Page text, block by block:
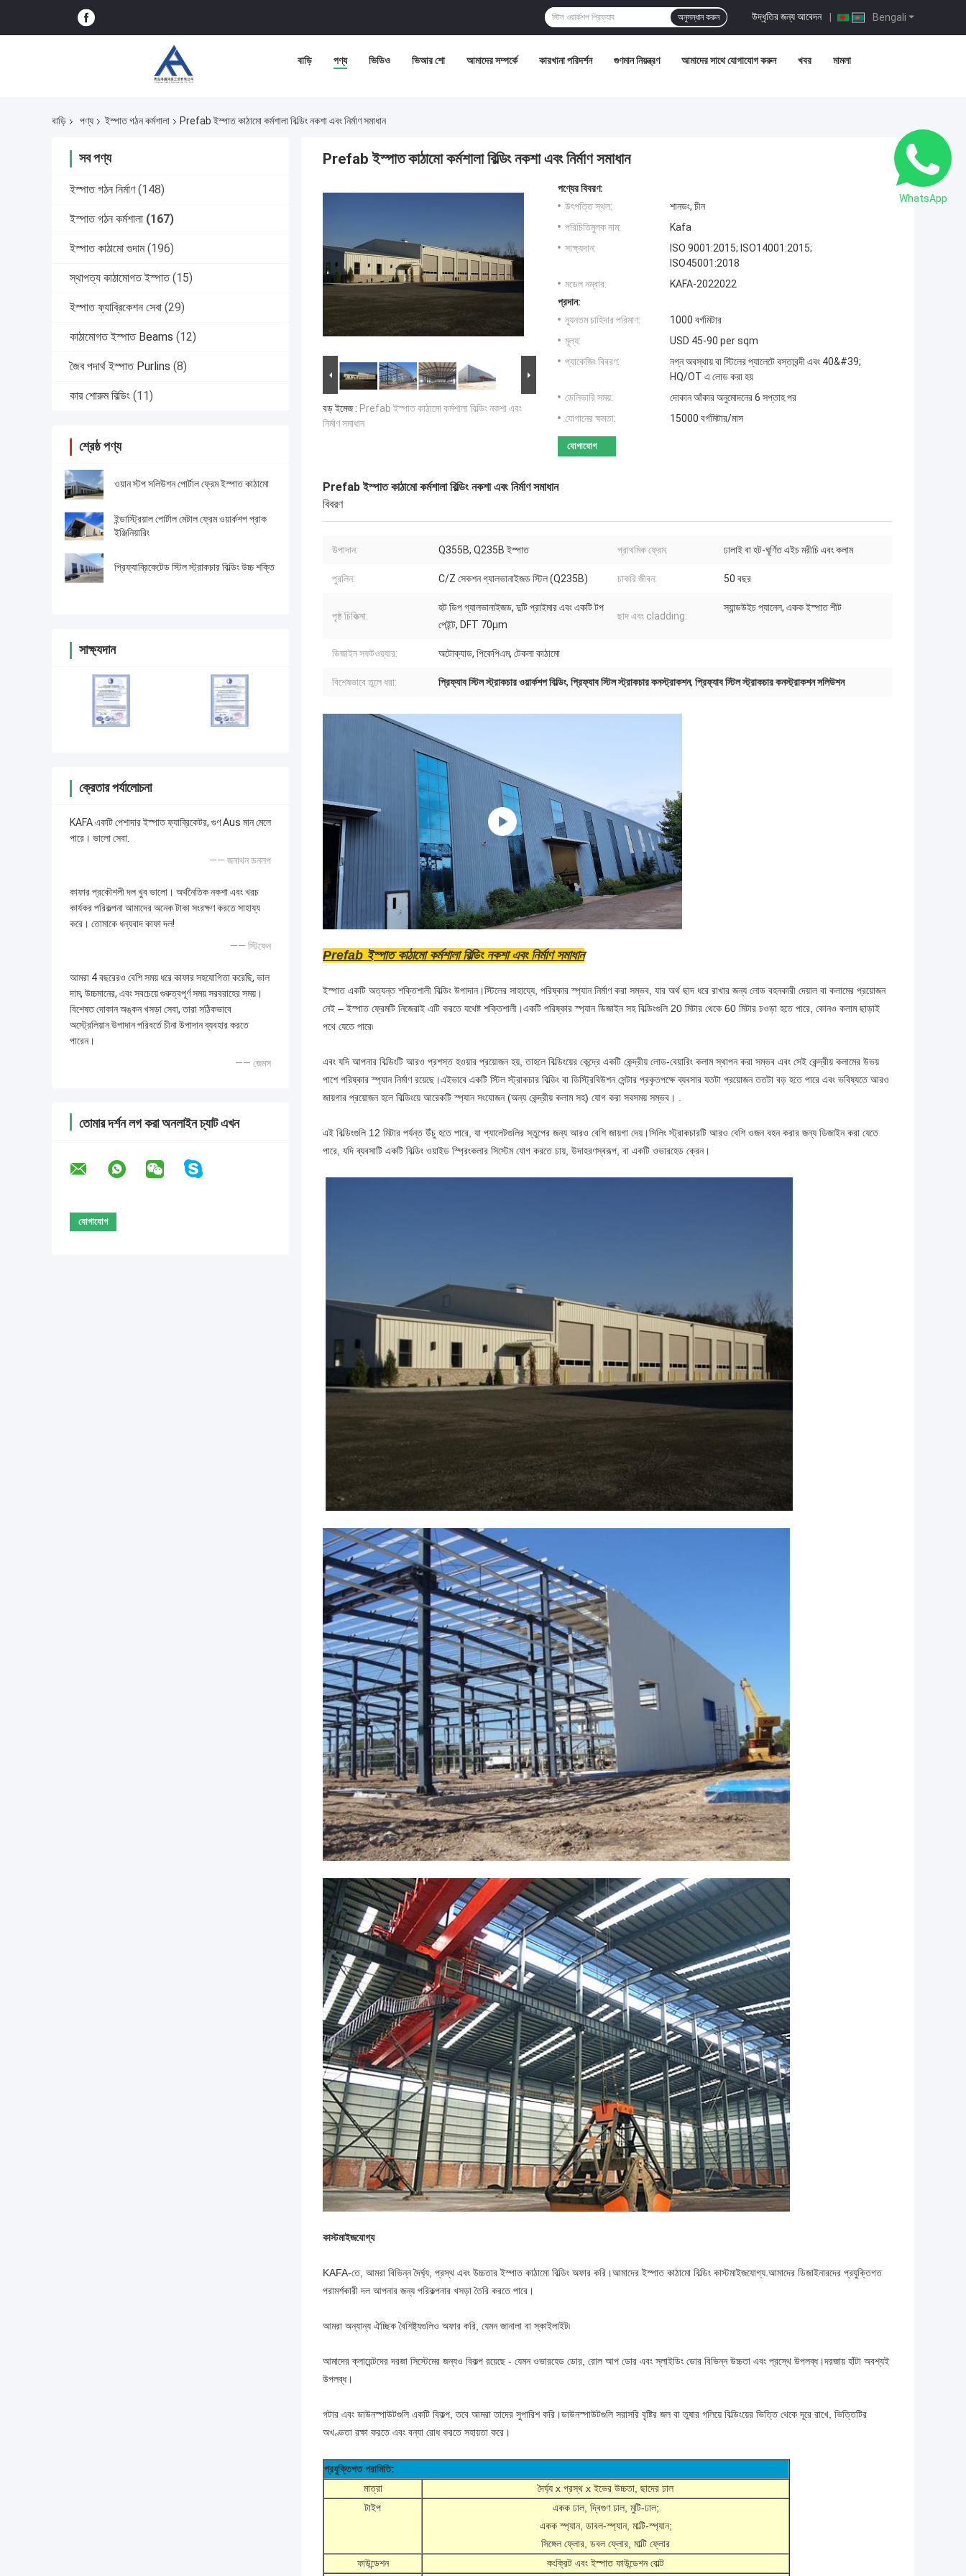
Bengali
উদ্ধৃতির জন্য আবেদন |
অনুসন্ধান করুন
বাড়ি পণ্য ভিডিও ভিআর শো আমাদের সম্পর্কে কারখানা পরিদর্শন গুণমান নিয়ন্ত্রণ আমাদের সাথে যোগাযোগ করুন খবর মামলা
বাড়ি পণ্য ইস্পাত গঠন কর্মশালা Prefab ইস্পাত কাঠামো কর্মশালা বিল্ডিং নকশা এবং নির্মাণ সমাধান
সব পণ্য
ইস্পাত গঠন নির্মাণ (148)
ইস্পাত গঠন কর্মশালা (167)
ইস্পাত কাঠামো গুদাম (196)
স্থাপত্য কাঠামোগত ইস্পাত (15)
ইস্পাত ফ্যাব্রিকেশন সেবা (29)
কাঠামোগত ইস্পাত Beams (12)
জৈব পদার্থ ইস্পাত Purlins (8)
কার শোরুম বিল্ডিং (11)
শ্রেষ্ঠ পণ্য
ওয়ান স্টপ সলিউশন পোর্টাল ফ্রেম ইস্পাত কাঠামো
ইন্ডাস্ট্রিয়াল পোর্টাল মেটাল ফ্রেম ওয়ার্কশপ প্রাক
ইঞ্জিনিয়ারিং
প্রিফ্যাব্রিকেটেড স্টিল স্ট্রাকচার বিল্ডিং উচ্চ শক্তি
সাক্ষ্যদান
ক্রেতার পর্যালোচনা
KAFA একটি পেশাদার ইস্পাত ফ্যাব্রিকেটর, গুণ Aus মান মেলে
পারে। ভালো সেবা.
—— জনাথন ডনলপ
কাফার প্রকৌশলী দল খুব ভালো। অর্থনৈতিক নকশা এবং খরচ
কার্যকর পরিকল্পনা আমাদের অনেক টাকা সংরক্ষণ করতে সাহায্য
করে। তোমাকে ধন্যবাদ কাফা দল!
—— স্টিফেন
আমরা 4 বছরেরও বেশি সময় ধরে কাফার সহযোগিতা করেছি, ভাল
দাম, উচ্চমানের, এবং সবচেয়ে গুরুত্বপূর্ণ সময় সরবরাহের সময়।
বিশেষত দোকান অঙ্কন খসড়া সেবা, তারা সঠিকভাবে
অস্ট্রেলিয়ান উপাদান পরিবর্তে চীনা উপাদান ব্যবহার করতে
পারেন।
—— জেমস
তোমার দর্শন লগ করা অনলাইন চ্যাট এখন
Prefab ইস্পাত কাঠামো কর্মশালা বিল্ডিং নকশা এবং নির্মাণ সমাধান
বড় ইমেজ : Prefab ইস্পাত কাঠামো কর্মশালা বিল্ডিং নকশা এবং
নির্মাণ সমাধান
পণ্যের বিবরণ:
উৎপত্তি স্থল:
শানডং, চীন
পরিচিতিমুলক নাম:
Kafa
সাক্ষ্যদান:
ISO 9001:2015; ISO14001:2015;
ISO45001:2018
মডেল নম্বার:
KAFA-2022022
প্রদান:
ন্যূনতম চাহিদার পরিমাণ:
1000 বর্গমিটার
মূল্য:
USD 45-90 per sqm
প্যাকেজিং বিবরণ:
নগ্ন অবস্থায় বা স্টিলের প্যালেটে বস্তাবন্দী এবং 40&#39;
HQ/OT এ লোড করা হয়
ডেলিভারি সময়:
দোকান আঁকার অনুমোদনের 6 সপ্তাহ পর
যোগানের ক্ষমতা:
15000 বর্গমিটার/মাস
যোগাযোগ
Prefab ইস্পাত কাঠামো কর্মশালা বিল্ডিং নকশা এবং নির্মাণ সমাধান
বিবরণ
উপাদান: Q355B, Q235B ইস্পাত প্রাথমিক ফ্রেম: ঢালাই বা হট-ঘূর্ণিত এইচ মরীচি এবং কলাম
পুরলিন: C/Z সেকশন গ্যালভানাইজড স্টিল (Q235B) চাকরি জীবন: 50 বছর
পৃষ্ঠ চিকিত্সা:
হট ডিপ গ্যালভানাইজড, দুটি প্রাইমার এবং একটি টপ
পেইন্ট, DFT 70μm
ছাদ এবং cladding:
স্যান্ডউইচ প্যানেল, একক ইস্পাত শীট
ডিজাইন সফটওয়্যার: অটোক্যাড, পিকেপিএম, টেকলা কাঠামো
বিশেষভাবে তুলে ধরা: প্রিফ্যাব স্টিল স্ট্রাকচার ওয়ার্কশপ বিল্ডিং, প্রিফ্যাব স্টিল স্ট্রাকচার কনস্ট্রাকশন, প্রিফ্যাব স্টিল স্ট্রাকচার কনস্ট্রাকশন সলিউশন
Prefab ইস্পাত কাঠামো কর্মশালা বিল্ডিং নকশা এবং নির্মাণ সমাধান
ইস্পাত একটি অত্যন্ত শক্তিশালী বিল্ডিং উপাদান।স্টিলের সাহায্যে, পরিষ্কার স্প্যান নির্মাণ করা সম্ভব, যার অর্থ ছাদ ধরে রাখার জন্য লোড বহনকারী দেয়াল বা কলামের প্রয়োজন
নেই – ইস্পাত ফ্রেমটি নিজেরাই এটি করতে যথেষ্ট শক্তিশালী।একটি পরিষ্কার স্প্যান ডিজাইন সহ বিল্ডিংগুলি 20 মিটার থেকে 60 মিটার চওড়া হতে পারে, কোনও কলাম ছাড়াই
পথে যেতে পারে৷
এবং যদি আপনার বিল্ডিংটি আরও প্রশস্ত হওয়ার প্রয়োজন হয়, তাহলে বিল্ডিংয়ের কেন্দ্রে একটি কেন্দ্রীয় লোড-বেয়ারিং কলাম স্থাপন করা সম্ভব এবং সেই কেন্দ্রীয় কলামের উভয়
পাশে পরিষ্কার স্প্যান নির্মাণ রয়েছে।এইভাবে একটি স্টিল স্ট্রাকচার বিল্ডিং বা ডিস্ট্রিবিউশন সেন্টার প্রকৃতপক্ষে ব্যবসার যতটা প্রয়োজন ততটা বড় হতে পারে এবং ভবিষ্যতে আরও
জায়গার প্রয়োজন হলে বিল্ডিংয়ে আরেকটি স্প্যান সংযোজন (অন্য কেন্দ্রীয় কলাম সহ) যোগ করা সবসময় সম্ভব। .
এই বিল্ডিংগুলি 12 মিটার পর্যন্ত উঁচু হতে পারে, যা প্যালেটগুলির স্তুপের জন্য আরও বেশি জায়গা দেয়।সিলিং স্ট্রাকচারটি আরও বেশি ওজন বহন করার জন্য ডিজাইন করা যেতে
পারে, যদি ব্যবসাটি একটি বিল্ডিং ওয়াইড স্প্রিংকলার সিস্টেম যোগ করতে চায়, উদাহরণস্বরূপ, বা একটি ওভারহেড ক্রেন।
কাস্টমাইজযোগ্য
KAFA-তে, আমরা বিভিন্ন দৈর্ঘ্য, প্রস্থ এবং উচ্চতার ইস্পাত কাঠামো বিল্ডিং অফার করি।আমাদের ইস্পাত কাঠামো বিল্ডিং কাস্টমাইজযোগ্য.আমাদের ডিজাইনারদের প্রযুক্তিগত
পরামর্শকারী দল আপনার জন্য পরিকল্পনার খসড়া তৈরি করতে পারে।
আমরা অন্যান্য ঐচ্ছিক বৈশিষ্ট্যগুলিও অফার করি, যেমন জানালা বা স্কাইলাইট৷
আমাদের ক্লায়েন্টদের দরজা সিস্টেমের জন্যও বিকল্প রয়েছে - যেমন ওভারহেড ডোর, রোল আপ ডোর এবং স্লাইডিং ডোর বিভিন্ন উচ্চতা এবং প্রস্থে উপলব্ধ।দরজায় হাঁটা অবশ্যই
উপলব্ধ।
গটার এবং ডাউনস্পাউটগুলি একটি বিকল্প, তবে আমরা তাদের সুপারিশ করি।ডাউনস্পাউটগুলি সরাসরি বৃষ্টির জল বা তুষার গলিয়ে বিল্ডিংয়ের ভিত্তি থেকে দূরে রাখে, ভিত্তিটির
অখণ্ডতা রক্ষা করতে এবং বন্যা রোধ করতে সহায়তা করে।
প্রযুক্তিগত পরামিতি:
মাত্রা
দৈর্ঘ্য x প্রস্থ x ইভের উচ্চতা, ছাদের ঢাল
টাইপ
একক ঢাল, দ্বিগুণ ঢাল, মুটি-ঢাল;
একক স্প্যান, ডাবল-স্প্যান, মাল্টি-স্প্যান;
সিঙ্গেল ফ্লোর, ডবল ফ্লোর, মাল্টি ফ্লোর
ফাউন্ডেশন
কংক্রিট এবং ইস্পাত ফাউন্ডেশন বোল্ট
WhatsApp